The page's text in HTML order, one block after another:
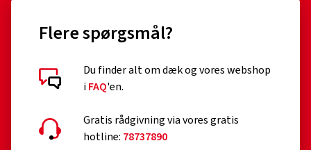
Flere spørgsmål?
Du finder alt om dæk og vores webshop
iFAQ'en.
Gratis rådgivning via vores gratis
hotline: 78737890